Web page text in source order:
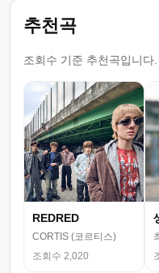
추천곡
조회수 기준 추천곡입니다.
REDRED
CORTIS (코르티스)
조회수 2,020